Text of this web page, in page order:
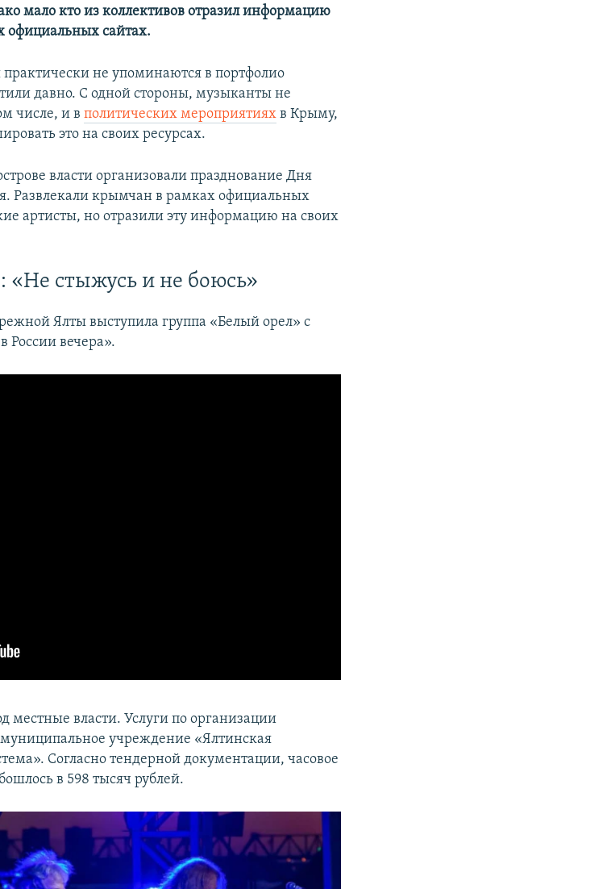
мало кто из коллективов отразил информацию
официальных сайтах.
не упоминаются в портфолио
давно. С одной стороны, музыканты не
числе, и вполитических мероприятиях в Крыму,
это на своих ресурсах.
власти организовали празднование Дня
Развлекали крымчан в рамках официальных
артисты, но отразили эту информацию на своих
«Не стыжусь и не боюсь»
Ялты выступила группа «Белый орел» с
России вечера».
местные власти. Услуги по организации
учреждение «Ялтинская
Согласно тендерной документации, часовое
в 598 тысяч рублей.